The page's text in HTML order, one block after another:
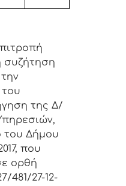
συζήτηση
της Δ/
του Δήμου
που
ορθή
481/27-12-